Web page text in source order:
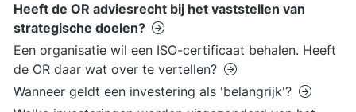
Heeft de OR adviesrecht bij het vaststellen van
strategische doelen?
Een organisatie wil een ISO-certificaat behalen. Heeft
de OR daar wat over te vertellen?
Wanneer geldt een investering als 'belangrijk'?